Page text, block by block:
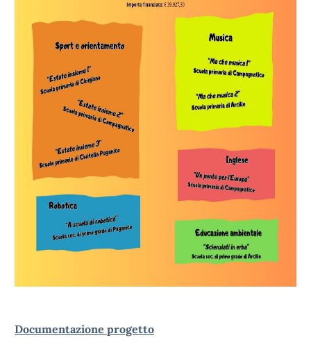
Documentazione progetto